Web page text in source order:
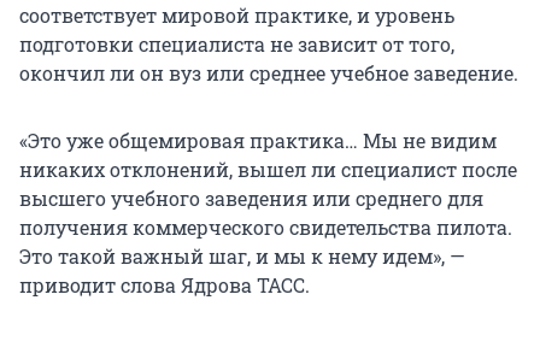
соответствует мировой практике, и уровень
подготовки специалиста не зависит от того,
окончил ли он вуз или среднее учебное заведение.
«Это уже общемировая практика… Мы не видим
никаких отклонений, вышел ли специалист после
высшего учебного заведения или среднего для
получения коммерческого свидетельства пилота.
Это такой важный шаг, и мы к нему идем», —
приводит слова Ядрова ТАСС.